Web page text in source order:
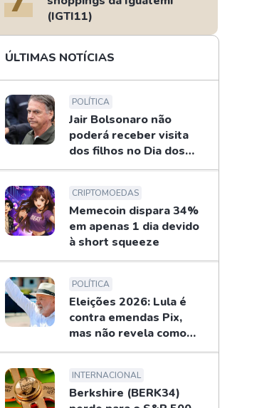
(IGTI11)
ÚLTIMAS NOTÍCIAS
POLÍTICA
Jair Bolsonaro não
poderá receber visita
dos filhos no Dia dos
Pais
CRIPTOMOEDAS
Memecoin dispara 34%
em apenas 1 dia devido
à short squeeze
POLÍTICA
Eleições 2026: Lula é
contra emendas Pix,
mas não revela como
combaterá
INTERNACIONAL
Berkshire (BERK34)